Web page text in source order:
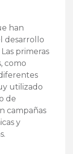
han
desarrollo
primeras
como
utilizado
de
campañas
y